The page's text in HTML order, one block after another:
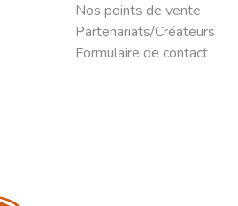
Nos points de vente
Partenariats/Créateurs
Formulaire de contact